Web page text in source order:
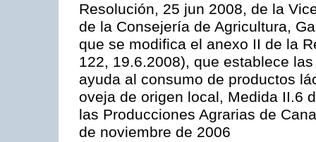
Resolución, 25 jun 2008, de la
de la Consejería de Agricultura,
que se modifica el anexo II de la
122, 19.6.2008), que establece
ayuda al consumo de productos
oveja de origen local, Medida II.6
las Producciones Agrarias de
de noviembre de 2006